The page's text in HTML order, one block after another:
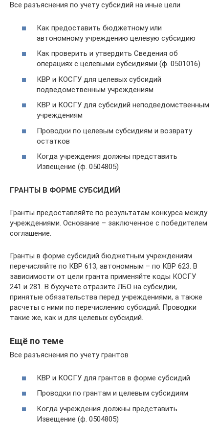
Все разъяснения по учету субсидий на иные цели
Как предоставить бюджетному или
автономному учреждению целевую субсидию
Как проверить и утвердить Сведения об
операциях с целевыми субсидиями (ф. 0501016)
КВР и КОСГУ для целевых субсидий
подведомственным учреждениям
КВР и КОСГУ для субсидий неподведомственным
учреждениям
Проводки по целевым субсидиям и возврату
остатков
Когда учреждения должны представить
Извещение (ф. 0504805)
ГРАНТЫ В ФОРМЕ СУБСИДИЙ
Гранты предоставляйте по результатам конкурса между
учреждениями. Основание – заключенное с победителем
соглашение.
Гранты в форме субсидий бюджетным учреждениям
перечисляйте по КВР 613, автономным – по КВР 623. В
зависимости от цели гранта применяйте коды КОСГУ
241 и 281. В бухучете отразите ЛБО на субсидии,
принятые обязательства перед учреждениями, а также
расчеты с ними по перечислению субсидий. Проводки
такие же, как и для целевых субсидий.
Ещё по теме
Все разъяснения по учету грантов
КВР и КОСГУ для грантов в форме субсидий
Проводки по грантам и целевым субсидиям
Когда учреждения должны представить
Извещение (ф. 0504805)